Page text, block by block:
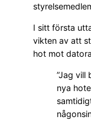
I sitt första
vikten av att
hot mot
”Jag vill
nya